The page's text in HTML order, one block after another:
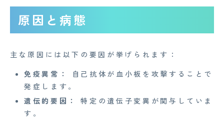
原因と病態
主な原因には以下の要因が挙げられます：
免疫異常：
自己抗体が血小板を攻撃することで
発症します。
遺伝的要因：
特定の遺伝子変異が関与していま
す。